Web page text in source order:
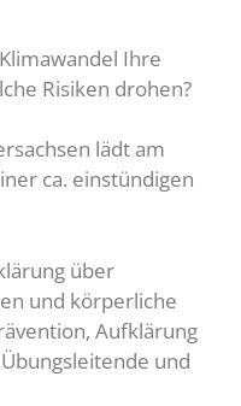
Ihre
Risiken drohen?
lädt am
ca. einstündigen
über
und körperliche
Aufklärung
und